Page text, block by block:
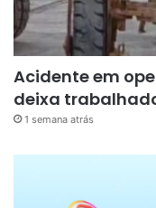
Acidente em
deixa
1 semana atrás